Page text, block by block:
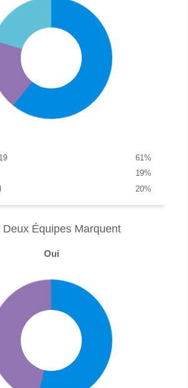
%
61
%
19
%
20
Deux Équipes Marquent
Oui